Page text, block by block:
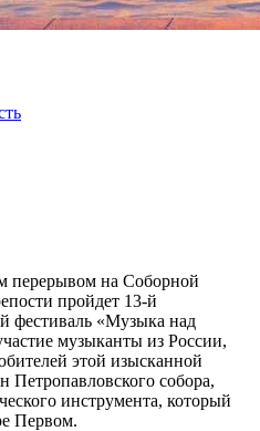
-16 июля 2014, среда
перерывом на Соборной
пройдет 13-й
фестиваль «Музыка над
музыканты из России,
этой изысканной
Петропавловского собора,
инструмента, который
Первом.